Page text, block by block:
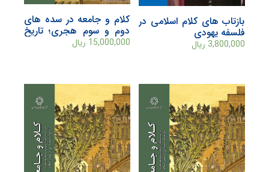
بازتاب های کلام اسلامی در
فلسفه یهودی
3,800,000 ریال
کلام و جامعه در سده های
دوم و سوم هجری؛ تاریخ
اندیشه دینی در صدر اسلام
15,000,000 ریال